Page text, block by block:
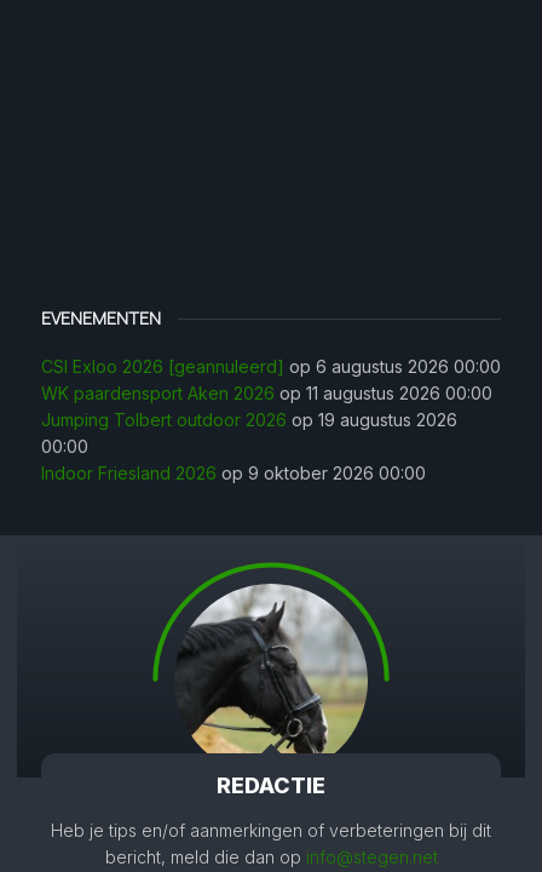
REDACTIE
Heb je tips en/of aanmerkingen of verbeteringen bij dit
bericht, meld die dan op info@stegen.net
EVENEMENTEN
CSI Exloo 2026 [geannuleerd] op 6 augustus 2026 00:00
WK paardensport Aken 2026 op 11 augustus 2026 00:00
Jumping Tolbert outdoor 2026 op 19 augustus 2026
00:00
Indoor Friesland 2026 op 9 oktober 2026 00:00